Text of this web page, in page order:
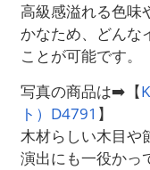
高級感溢れる色味
かなため、どんな
ことが可能です。
写真の商品は➡️【
ト）D4791 】
木材らしい木目や
演出にも一役かっ